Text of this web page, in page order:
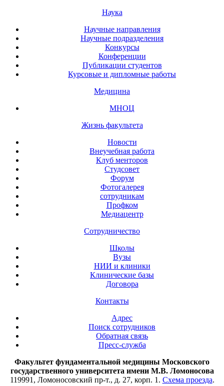
Наука
Научные направления
Научные подразделения
Конкурсы
Конференции
Публикации студентов
Курсовые и дипломные работы
Медицина
МНОЦ
Жизнь факультета
Новости
Внеучебная работа
Клуб менторов
Студсовет
Форум
Фотогалерея
сотрудникам
Профком
Медиацентр
Сотрудничество
Школы
Вузы
НИИ и клиники
Клинические базы
Договора
Контакты
Адрес
Поиск сотрудников
Обратная связь
Пресс-служба
Факультет фундаментальной медицины Московского
государственного университета имени М.В. Ломоносова
119991, Ломоносовский пр-т., д. 27, корп. 1. Схема проезда.